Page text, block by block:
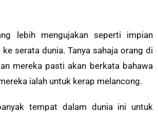
lebih mengujakan seperti impian
serata dunia. Tanya sahaja orang di
mereka pasti akan berkata bahawa
ialah untuk kerap melancong.
tempat dalam dunia ini untuk